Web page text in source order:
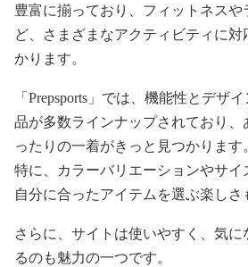
豊富に揃っており、フィットネスや
ど、さまざまなアクティビティに
かります。
「Prepsports」では、機能性とデザ
品が多数ラインナップされており
ったりの一着がきっと見つかります
特に、カラーバリエーションやサイ
自分に合ったアイテムを選ぶ楽しさ
さらに、サイトは使いやすく、気
るのも魅力の一つです。